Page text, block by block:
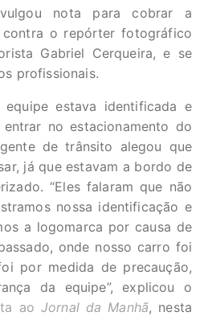
nota para cobrar a
contra o repórter fotográfico
Gabriel Cerqueira, e se
profissionais.
estava identificada e
no estacionamento do
de trânsito alegou que
já que estavam a bordo de
“Eles falaram que não
nossa identificação e
a logomarca por causa de
onde nosso carro foi
por medida de precaução,
da equipe”, explicou o
ao Jornal da Manhã, nesta